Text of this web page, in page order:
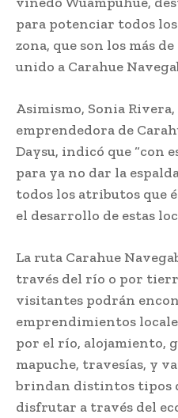
para potenciar todos
zona, que son los más
unido a Carahue
Asimismo, Sonia
emprendedora de
Daysu, indicó que “con
para ya no dar la
todos los atributos que
el desarrollo de estas
La ruta Carahue
través del río o por
visitantes podrán
emprendimientos
por el río, alojamiento,
mapuche, travesías, y
brindan distintos tipos
disfrutar a través del